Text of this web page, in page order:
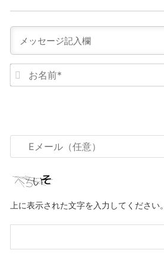
メ
ル
意）
上に表示された文字を入力してください。